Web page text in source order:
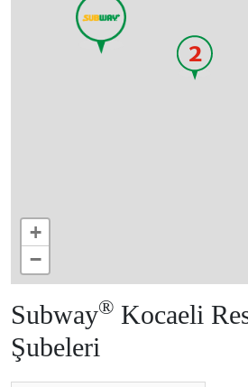
2
+
−
Subway® Kocaeli
Şubeleri